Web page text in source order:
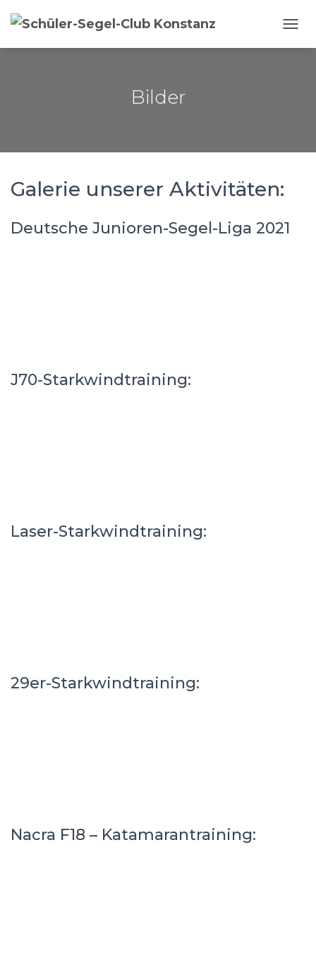
Bilder
Galerie unserer Aktivitäten:
Deutsche Junioren-Segel-Liga 2021
J70-Starkwindtraining:
Laser-Starkwindtraining:
29er-Starkwindtraining:
Nacra F18 – Katamarantraining: